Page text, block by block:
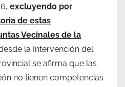
excluyendo por
de estas
Vecinales de la
la Intervención del
se afirma que las
no tienen competencias